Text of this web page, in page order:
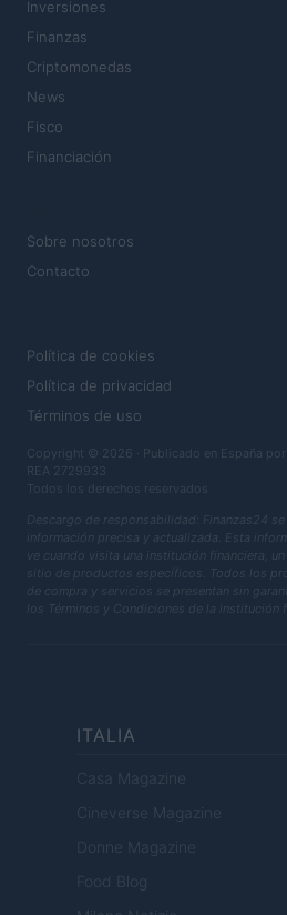
Inversiones
Finanzas
Criptomonedas
News
Fisco
Financiación
Sobre nosotros
Contacto
Política de cookies
Política de privacidad
Términos de uso
Copyright © 2026 · Publicado en España
REA 2729933
Todos los derechos reservados
Descargo de responsabilidad: Finanzas24
información precisa y actualizada. Esta
ve cuando visita una institución financiera,
sitio de productos específicos. Todos los
de compra y servicios se presentan sin
los Términos y Condiciones de la institución
ITALIA
Casa Magazine
Cineverse Magazine
Donne Magazine
Food Blog